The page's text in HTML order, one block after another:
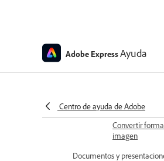
Adobe ExpressAyuda
Centro de ayuda de Adobe
Eliminar archivos
Convertir
imagen
Documentos y